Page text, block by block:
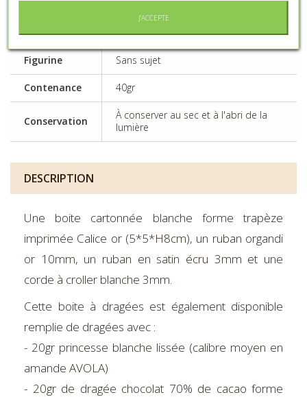
principale
Contenant cartonné
Figurine Sans sujet
Contenance 40gr
Conservation
À conserver au sec et à l'abri de la
lumière
DESCRIPTION
Une boite cartonnée blanche forme trapèze
imprimée Calice or (5*5*H8cm), un ruban organdi
or 10mm, un ruban en satin écru 3mm et une
corde à croller blanche 3mm.
Cette boite à dragées est également disponible
remplie de dragées avec :
- 20gr princesse blanche lissée (calibre moyen en
amande AVOLA)
- 20gr de dragée chocolat 70% de cacao forme
J'ACCEPTE